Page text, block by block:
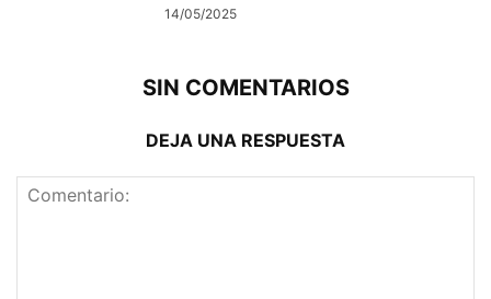
14/05/2025
SIN COMENTARIOS
DEJA UNA RESPUESTA